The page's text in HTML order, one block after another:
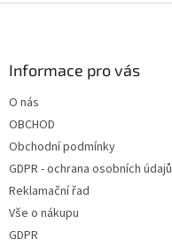
Informace pro vás
O nás
OBCHOD
Obchodní podmínky
GDPR - ochrana osobních údajů
Reklamační řad
Vše o nákupu
GDPR